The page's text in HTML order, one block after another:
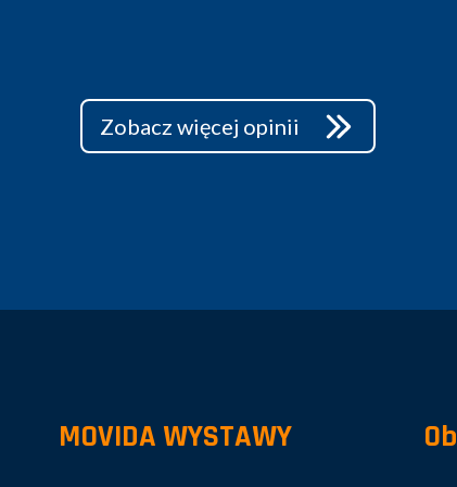
Zobacz więcej opinii
MOVIDA WYSTAWY